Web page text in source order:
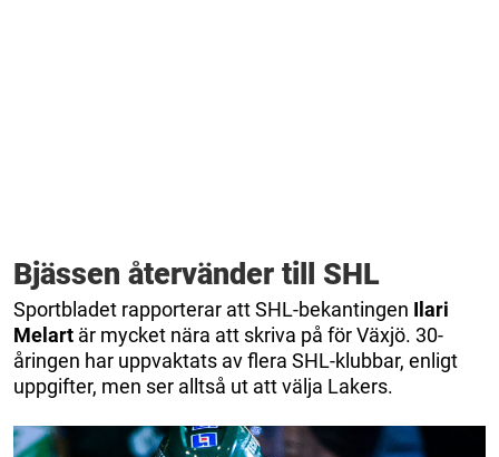
Bjässen återvänder till SHL
Sportbladet rapporterar att SHL-bekantingen Ilari
Melart är mycket nära att skriva på för Växjö. 30-
åringen har uppvaktats av flera SHL-klubbar, enligt
uppgifter, men ser alltså ut att välja Lakers.